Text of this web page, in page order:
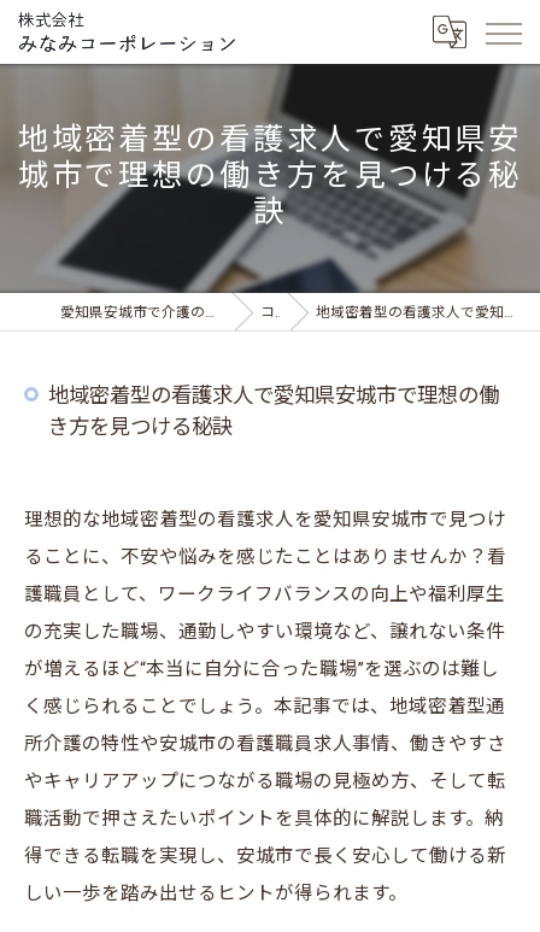
地域密着型の看護求人で愛知県安
城市で理想の働き方を見つける秘
訣
愛知県安城市で介護の求人ならデイサービス みなみの風 コラム 地域密着型の看護求人で愛知県安城市で理想の働き方を見つける秘訣
地域密着型の看護求人で愛知県安城市で理想の働
き方を見つける秘訣
理想的な地域密着型の看護求人を愛知県安城市で見つけ
ることに、不安や悩みを感じたことはありませんか？看
護職員として、ワークライフバランスの向上や福利厚生
の充実した職場、通勤しやすい環境など、譲れない条件
が増えるほど“本当に自分に合った職場”を選ぶのは難し
く感じられることでしょう。本記事では、地域密着型通
所介護の特性や安城市の看護職員求人事情、働きやすさ
やキャリアアップにつながる職場の見極め方、そして転
職活動で押さえたいポイントを具体的に解説します。納
得できる転職を実現し、安城市で長く安心して働ける新
しい一歩を踏み出せるヒントが得られます。